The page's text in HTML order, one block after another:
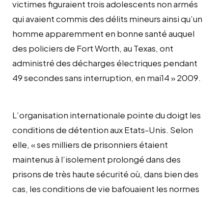
victimes figuraient trois adolescents non armés
qui avaient commis des délits mineurs ainsi qu’un
homme apparemment en bonne santé auquel
des policiers de Fort Worth, au Texas, ont
administré des décharges électriques pendant
49 secondes sans interruption, en mai14 » 2009.
L’organisation internationale pointe du doigt les
conditions de détention aux Etats-Unis. Selon
elle, « ses milliers de prisonniers étaient
maintenus à l’isolement prolongé dans des
prisons de très haute sécurité où, dans bien des
cas, les conditions de vie bafouaient les normes